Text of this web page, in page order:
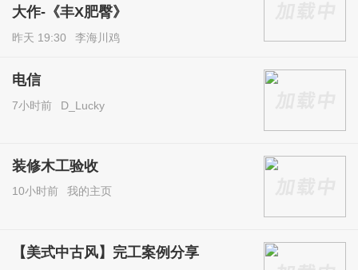
大作-《丰X肥臀》
昨天 19:30 李海川鸡
电信
7小时前 D_Lucky
装修木工验收
10小时前 我的主页
【美式中古风】完工案例分享